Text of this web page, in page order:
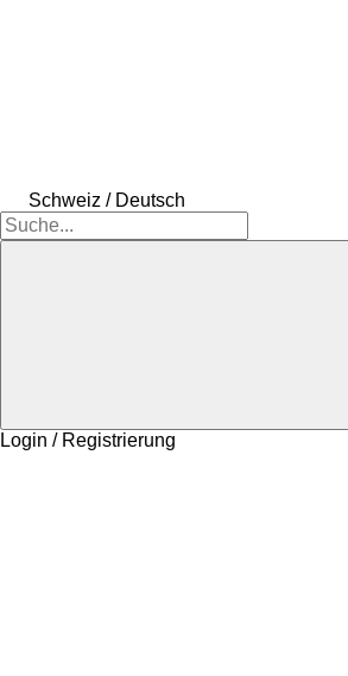
Schweiz / Deutsch
Login / Registrierung